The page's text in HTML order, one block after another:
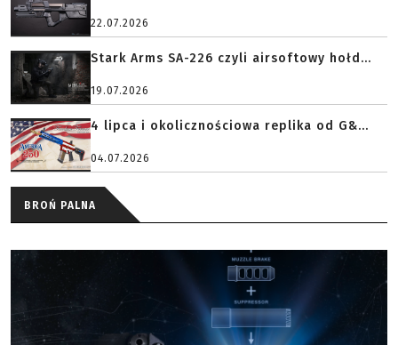
22.07.2026
Stark Arms SA-226 czyli airsoftowy hołd...
19.07.2026
4 lipca i okolicznościowa replika od G&...
04.07.2026
BROŃ PALNA